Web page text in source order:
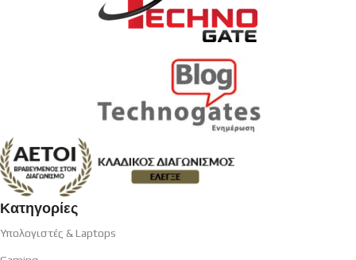
Κατηγορίες
Υπολογιστές & Laptops